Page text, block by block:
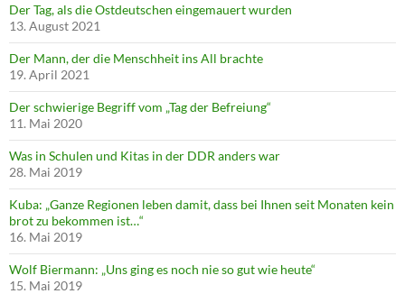
Der Tag, als die Ostdeutschen eingemauert wurden
13. August 2021
Der Mann, der die Menschheit ins All brachte
19. April 2021
Der schwierige Begriff vom „Tag der Befreiung“
11. Mai 2020
Was in Schulen und Kitas in der DDR anders war
28. Mai 2019
Kuba: „Ganze Regionen leben damit, dass bei Ihnen seit Monaten kein
brot zu bekommen ist…“
16. Mai 2019
Wolf Biermann: „Uns ging es noch nie so gut wie heute“
15. Mai 2019